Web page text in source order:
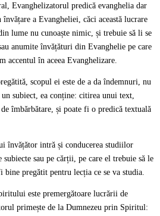
Evanghelizatorul predică evanghelia dar
a Evangheliei, căci această lucrare
lume nu cunoaște nimic, și trebuie să li se
anumite învățături din Evanghelie pe care
accentul în aceea Evanghelizare.
scopul ei este de a da îndemnuri, nu
subiect, ea conține: citirea unui text,
îmbărbătare, și poate fi o predică textuală
învățător intră și conducerea studiilor
sau pe cărții, pe care el trebuie să le
bine pregătit pentru lecția ce se va studia.
este premergătoare lucrării de
primește de la Dumnezeu prin Spiritul: